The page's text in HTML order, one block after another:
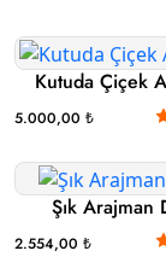
Kutuda Çiçek
5.000,00 ₺
Şık Arajman
2.554,00 ₺